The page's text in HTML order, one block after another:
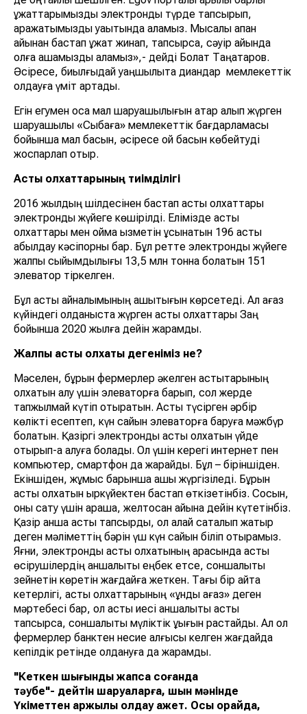
құжаттарымызды электронды түрде тапсырып,
қаражатымызды уақытында аламыз. Мысалы ақпан
айынан бастап құжат жинап, тапсырсақ, сәуір айында
қолға ақшамызды аламыз»,- дейді Болат Таңатаров.
Әсіресе, биылғыдай қуаңшылықта диқандар мемлекеттік
қолдауға үміт артады.
Егін егумен қоса мал шаруашылығын қатар алып жүрген
шаруашылық «Сыбаға» мемлекеттік бағдарламасы
бойынша мал басын, әсіресе қой басын көбейтуді
жоспарлап отыр.
Астық қолхаттарының тиімділігі
2016 жылдың шілдесінен бастап астық қолхаттары
электронды жүйеге көшірілді. Елімізде астық
қолхаттары мен қойма қызметін ұсынатын 196 астық
қабылдау кәсіпорны бар. Бұл ретте электронды жүйеге
жалпы сыйымдылығы 13,5 млн тонна болатын 151
элеватор тіркелген.
Бұл астық айналымының ашықтығын көрсетеді. Ал қағаз
күйіндегі қолданыста жүрген астық қолхаттары Заң
бойынша 2020 жылға дейін жарамды.
Жалпы астық қолхаты дегеніміз не?
Мәселен, бұрын фермерлер әкелген астықтарының
қолхатын алу үшін элеваторға барып, сол жерде
тапжылмай күтіп отыратын. Астық түсірген әрбір
көлікті есептеп, күн сайын элеваторға баруға мәжбүр
болатын. Қазіргі электронды астық қолхатын үйде
отырып-ақ алуға болады. Ол үшін керегі интернет пен
компьютер, смартфон да жарайды. Бұл – біріншіден.
Екіншіден, жұмыс барынша ашық жүргізіледі. Бұрын
астық қолхатын қыркүйектен бастап өткізетінбіз. Сосын,
оны сату үшін қараша, желтоқсан айына дейін күтетінбіз.
Қазір қанша астық тапсырдық, ол қалай сақталып жатыр
деген мәліметтің бәрін үш күн сайын біліп отырамыз.
Яғни, электронды астық қолхатының арқасында астық
өсірушілердің қаншалықты еңбек етсе, соншалықты
зейнетін көретін жағдайға жеткен. Тағы бір айта
кетерлігі, астық қолхаттарының «құнды қағаз» деген
мәртебесі бар, ол астық иесі қаншалықты астық
тапсырса, соншалықты мүліктік құқығын растайды. Ал ол
фермерлер банктен несие алғысы келген жағдайда
кепілдік ретінде қолдануға да жарамды.
"Кеткен шығынды жапсақ соғанда
тәубе"- дейтін шаруаларға, шын мәнінде
Үкіметтен қаржылық қолдау қажет. Осы орайда,